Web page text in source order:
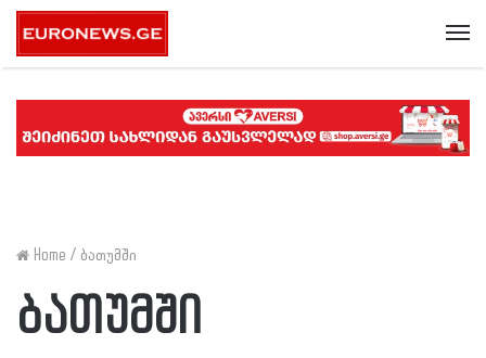
Home / ბათუმში
ბათუმში